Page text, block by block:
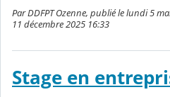
Par DDFPT Ozenne, publié le lundi 5
11 décembre 2025 16:33
Stage en